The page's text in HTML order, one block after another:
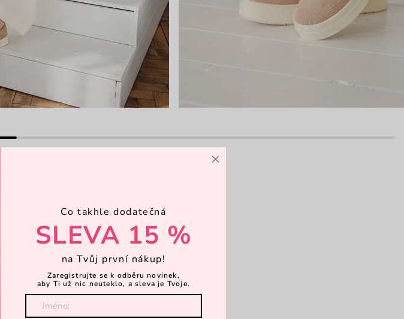
×
Co takhle dodatečná
SLEVA 15 %
na Tvůj první nákup!
Zaregistrujte se k odběru novinek,
aby Ti už nic neuteklo, a sleva je Tvoje.